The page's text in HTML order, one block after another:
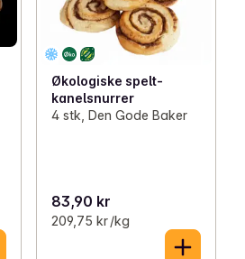
Økologiske spelt-
kanelsnurrer
4 stk, Den Gode Baker
83,90 kr
209,75 kr /kg